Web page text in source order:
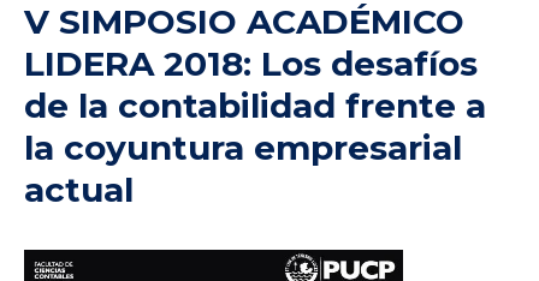
V SIMPOSIO ACADÉMICO
LIDERA 2018: Los desafíos
de la contabilidad frente a
la coyuntura empresarial
actual